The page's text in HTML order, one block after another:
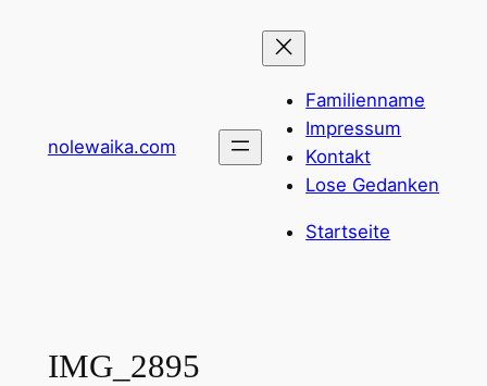
nolewaika.com
Familienname
Impressum
Kontakt
Lose Gedanken
Startseite
IMG_2895